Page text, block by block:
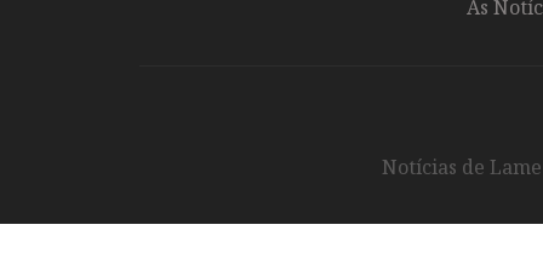
As
Notícias de